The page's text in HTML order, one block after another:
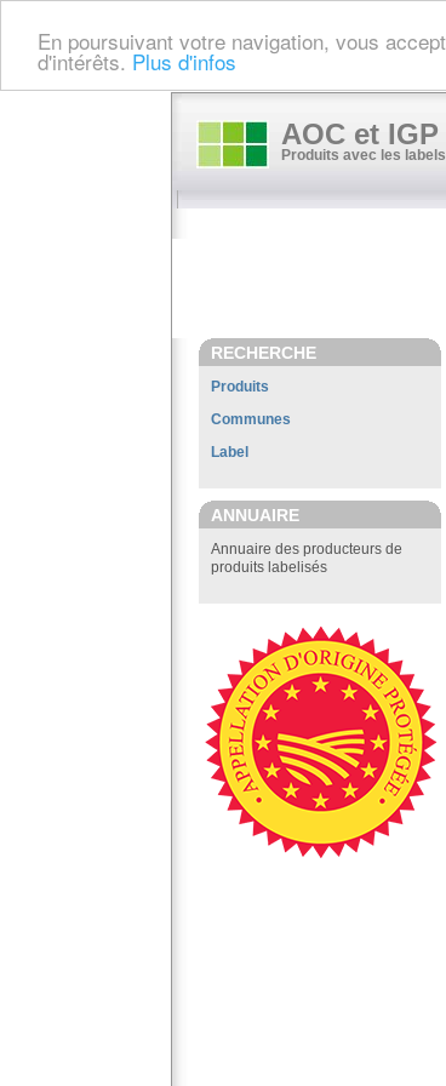
En poursuivant votre navigation, vous
d'intérêts. Plus d'infos
AOC et IGP
Produits avec les labels
RECHERCHE
Produits
Communes
Label
ANNUAIRE
Annuaire des producteurs de
produits labelisés